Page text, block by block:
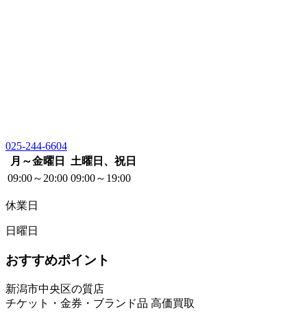
025-244-6604
月～金曜日
土曜日、祝日
09:00～20:00 09:00～19:00
休業日
日曜日
おすすめポイント
新潟市中央区の質店
チケット・金券・ブランド品 高価買取